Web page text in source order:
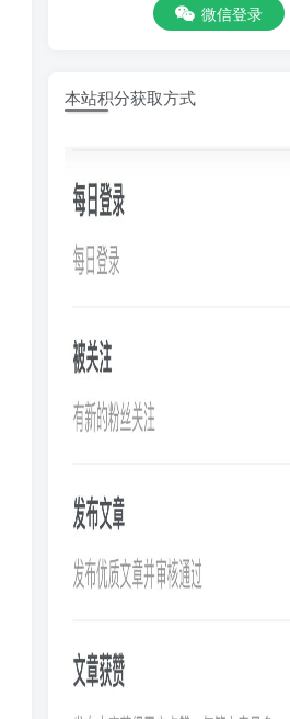
微信登录
本站积分获取方式